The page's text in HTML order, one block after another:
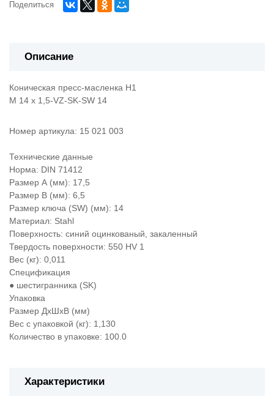
Поделиться
Описание
Коническая пресс-масленка Н1
M 14 x 1,5-VZ-SK-SW 14
Номер артикула: 15 021 003
Технические данные
Норма: DIN 71412
Размер А (мм): 17,5
Размер В (мм): 6,5
Размер ключа (SW) (мм): 14
Материал: Stahl
Поверхность: синий оцинкованый, закаленный
Твердость поверхности: 550 HV 1
Вес (кг): 0,011
Спецификация
● шестигранника (SK)
Упаковка
Размер ДхШхВ (мм)
Вес с упаковкой (кг): 1,130
Количество в упаковке: 100.0
Характеристики